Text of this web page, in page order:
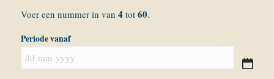
Voer een nummer in van 4tot 60.
Periode vanaf
DD